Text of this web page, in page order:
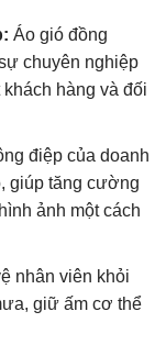
Áo gió đồng
chuyên nghiệp
hàng và đối
điệp của doanh
giúp tăng cường
ảnh một cách
nhân viên khỏi
giữ ấm cơ thể